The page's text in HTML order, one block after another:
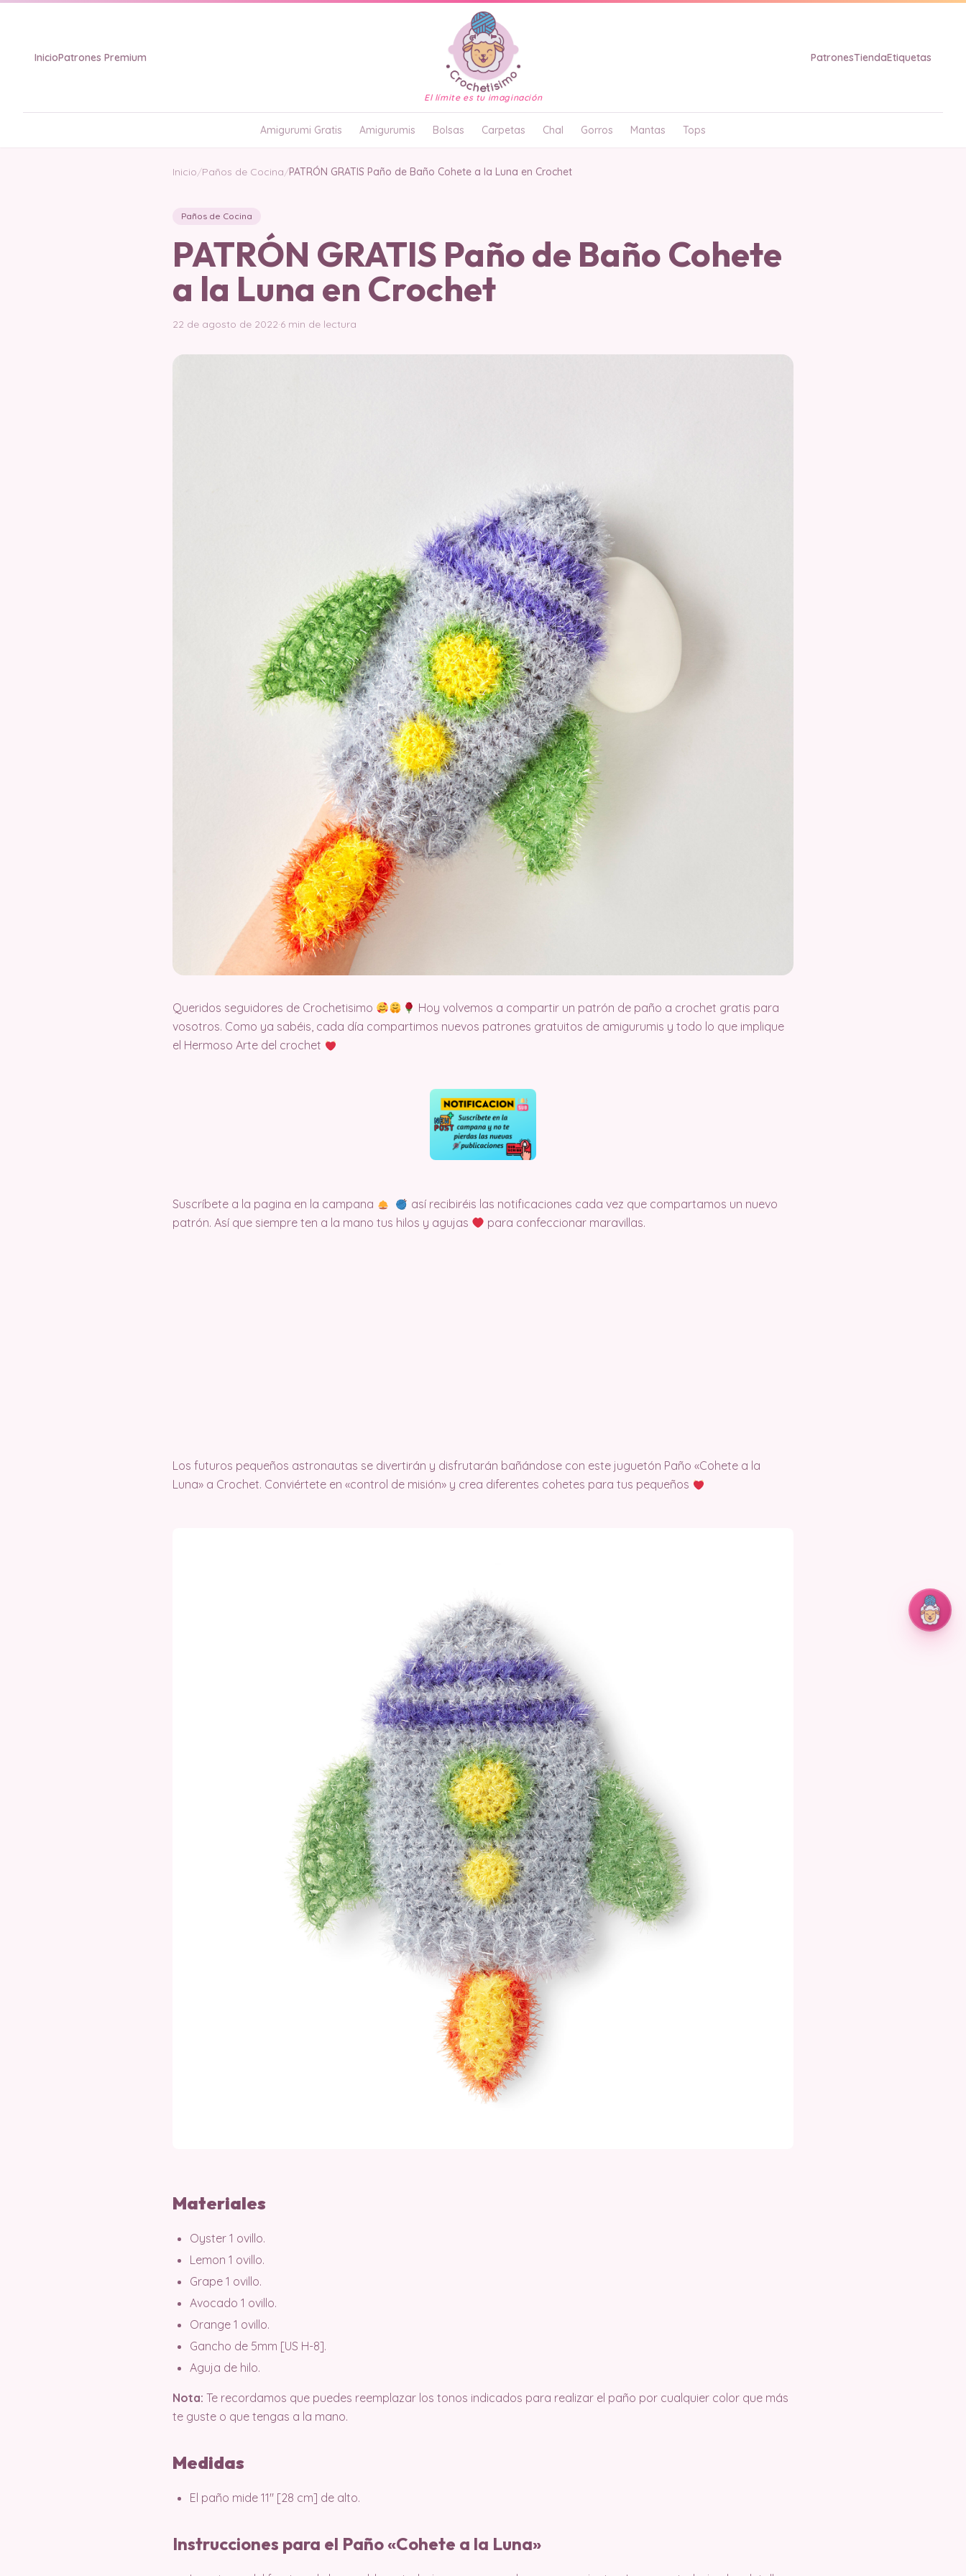
InicioPatrones Premium
El límite es tu imaginación
PatronesTiendaEtiquetas
Amigurumi Gratis Amigurumis Bolsas Carpetas Chal Gorros Mantas Tops
Inicio/Paños de Cocina/PATRÓN GRATIS Paño de Baño Cohete a la Luna en Crochet
Paños de Cocina
PATRÓN GRATIS Paño de Baño Cohete
a la Luna en Crochet
22 de agosto de 2022·6 min de lectura
Queridos seguidores de Crochetisimo
Hoy volvemos a compartir un patrón de paño a crochet gratis para
vosotros. Como ya sabéis, cada día compartimos nuevos patrones gratuitos de amigurumis y todo lo que implique
el Hermoso Arte del crochet
Suscríbete a la pagina en la campana
así recibiréis las notificaciones cada vez que compartamos un nuevo
patrón. Así que siempre ten a la mano tus hilos y agujas
para confeccionar maravillas.
Los futuros pequeños astronautas se divertirán y disfrutarán bañándose con este juguetón Paño «Cohete a la
Luna» a Crochet. Conviértete en «control de misión» y crea diferentes cohetes para tus pequeños
Materiales
Oyster 1 ovillo.
Lemon 1 ovillo.
Grape 1 ovillo.
Avocado 1 ovillo.
Orange 1 ovillo.
Gancho de 5mm [US H-8].
Aguja de hilo.
Nota: Te recordamos que puedes reemplazar los tonos indicados para realizar el paño por cualquier color que más
te guste o que tengas a la mano.
Medidas
El paño mide 11″ [28 cm] de alto.
Instrucciones para el Paño «Cohete a la Luna»